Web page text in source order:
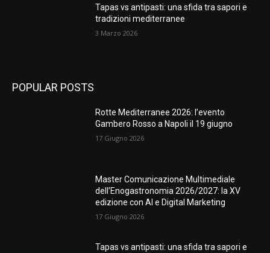
Tapas vs antipasti: una sfida tra sapori e
tradizioni mediterranee
3 Marzo 2026
POPULAR POSTS
Rotte Mediterranee 2026: l’evento
Gambero Rosso a Napoli il 19 giugno
17 Giugno 2026
Master Comunicazione Multimediale
dell’Enogastronomia 2026/2027: la XV
edizione con AI e Digital Marketing
17 Giugno 2026
Tapas vs antipasti: una sfida tra sapori e